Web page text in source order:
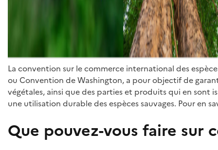
La convention sur le commerce international des
ou Convention de Washington, a pour objectif de
végétales, ainsi que des parties et produits qui en sont
une utilisation durable des espèces sauvages. Pour en
Que pouvez-vous faire sur